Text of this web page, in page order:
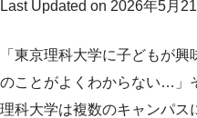
Last Updated on 2026年5月
「東京理科大学に子どもが
のことがよくわからない…」
理科大学は複数のキャンパス